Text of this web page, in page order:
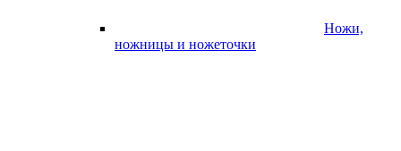
Ножи,
ножницы и ножеточки